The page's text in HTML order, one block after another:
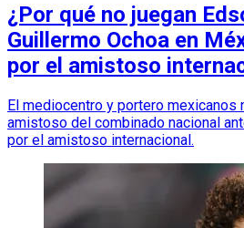
¿Por qué no juegan
Guillermo Ochoa en
por el amistoso
El mediocentro y portero mexicanos
amistoso del combinado nacional
por el amistoso internacional.